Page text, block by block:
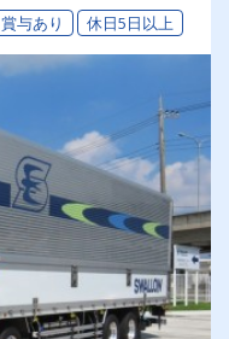
賞与あり 休日5日以上